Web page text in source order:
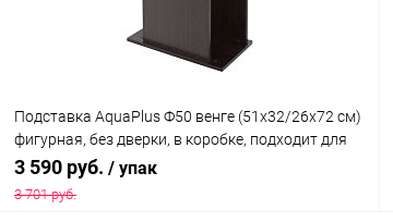
Подставка AquaPlus Ф50 венге (51х32/26х72 см)
фигурная, без дверки, в коробке, подходит для
модели аквариума STD Ф50
3 590 руб. / упак
3 701 руб.